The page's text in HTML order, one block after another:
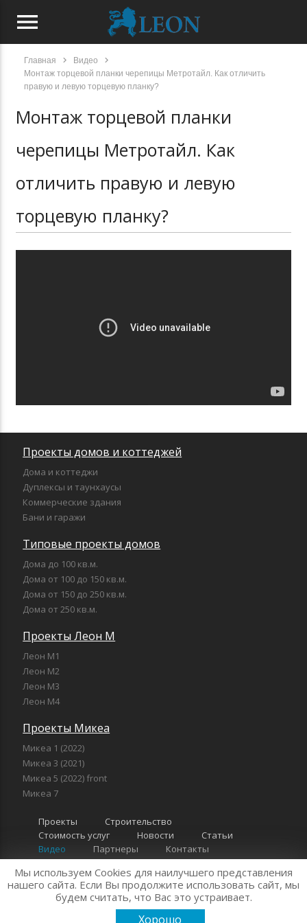
menu
Главная chevron_right Видео chevron_right
Монтаж торцевой планки черепицы Метротайл. Как отличить
правую и левую торцевую планку?
Монтаж торцевой планки
черепицы Метротайл. Как
отличить правую и левую
торцевую планку?
Проекты домов и коттеджей
Дома и коттеджи
Дуплексы и таунхаусы
Коммерческие здания
Бани и гаражи
Типовые проекты домов
Дома до 100 кв.м.
Дома от 100 до 150 кв.м.
Дома от 150 до 250 кв.м.
Дома от 250 кв.м.
Проекты Леон М
Леон М1
Леон М2
Леон М3
Леон М4
Проекты Микеа
Микеа 1 (2022)
Микеа 3 (2021)
Микеа 5 (2022) front
Микеа 7
Проекты
Строительство
Стоимость услуг
Новости
Статьи
Видео
Партнеры Контакты
"Компания Леон" 2026 г. Все права защищеныПолитика
конфиденциальности
Мы используем Cookies для наилучшего представления
нашего сайта. Если Вы продолжите использовать сайт, мы
будем считать, что Вас это устраивает.
Хорошо